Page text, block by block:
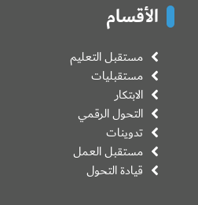
الأقسام
مستقبل التعليم
مستقبليات
الابتكار
التحول الرقمي
تدوينات
مستقبل العمل
قيادة التحول